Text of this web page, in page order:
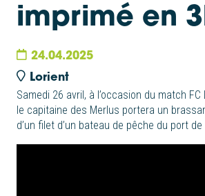
imprimé en
24.04.2025
Lorient
Samedi 26 avril, à l’occasion du match FC
le capitaine des Merlus portera un
d’un filet d’un bateau de pêche du port de